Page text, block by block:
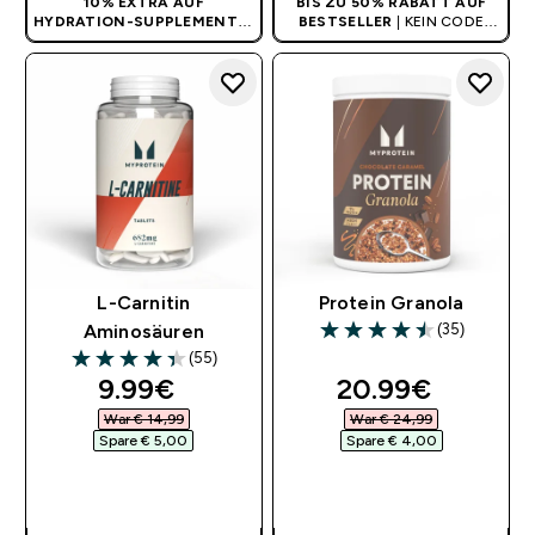
HYDRATION-SUPPLEMENTE
KEIN CODE BENÖTIGT
BESTSELLER | KEIN CODE
BENÖTIGT
L-Carnitin
Aminosäuren
4.35 out of 5 stars
(55)
discounted price
9.99€‎
War € 14,99‎
Spare € 5,00‎
Protein Granola
4.49 out of 5 stars
(35)
discounted
20.99€‎
War € 24,99‎
Spare € 4,00‎